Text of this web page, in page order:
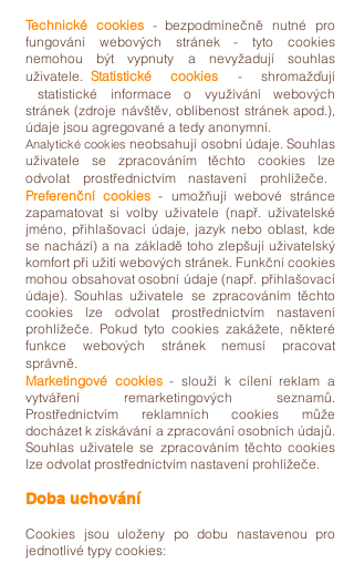
Technické cookies - bezpodmínečně nutné pro
fungování webových stránek - tyto cookies
nemohou být vypnuty a nevyžadují souhlas
uživatele. Statistické cookies
- shromažďují
statistické informace o využívání webových
stránek (zdroje návštěv, oblíbenost stránek apod.),
údaje jsou agregované a tedy anonymní.
Analytické cookies neobsahují osobní údaje. Souhlas
uživatele se zpracováním těchto cookies lze
odvolat prostřednictvím nastavení prohlížeče.
Preferenční cookies - umožňují webové stránce
zapamatovat si volby uživatele (např. uživatelské
jméno, přihlašovací údaje, jazyk nebo oblast, kde
se nachází) a na základě toho zlepšují uživatelský
komfort při užití webových stránek. Funkční cookies
mohou obsahovat osobní údaje (např. přihlašovací
údaje). Souhlas uživatele se zpracováním těchto
cookies lze odvolat prostřednictvím nastavení
prohlížeče. Pokud tyto cookies zakážete, některé
funkce webových stránek nemusí pracovat
správně.
Marketingové cookies - slouží k cílení reklam a
vytváření remarketingových seznamů.
Prostřednictvím reklamních cookies může
docházet k získávání a zpracování osobních údajů.
Souhlas uživatele se zpracováním těchto cookies
lze odvolat prostřednictvím nastavení prohlížeče.
Doba uchování
Cookies jsou uloženy po dobu nastavenou pro
jednotlivé typy cookies: